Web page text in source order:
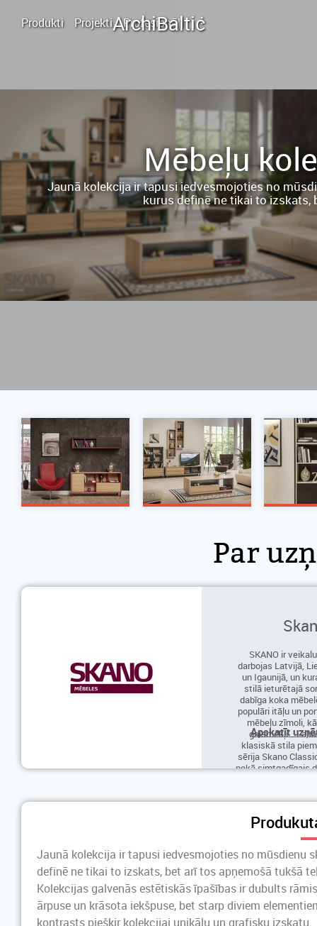
ArchiBaltic
Produkti Projekti Profesionāļi .
.
.
Mēbeļu
Jaunā kolekcija ir tapusi iedvesmojoties no
kurus definē ne tikai to
Par
SKANO ir
darbojas Latvijā,
un Igaunijā, un
stilā ieturētajā
dabīga koka
populāri itāļu un
mēbeļu zīmoli,
gaismekļi.
klasiskā stila
sērija Skano
nekā simtgadīgais
dzīvojamās un
izmantojot
gatavotas dabīga
Apskatīt
Jaunā kolekcija ir tapusi iedvesmojoties no mūsdienu
definē ne tikai to izskats, bet arī tos apņemošā tukšā
Kolekcijas galvenās estētiskās īpašības ir dubults
ārpuse un krāsota iekšpuse, bet starp diviem
kontrasts piešķir kolekcijai unikālu un grafisku izskatu.